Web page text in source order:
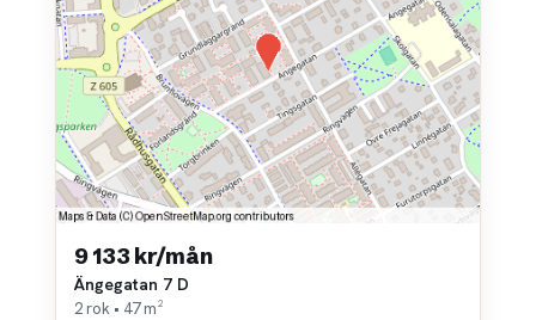
9 133 kr/mån
Ängegatan 7 D
2 rok • 47 m²